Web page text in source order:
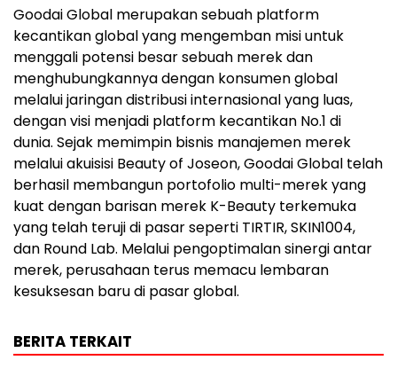
Goodai Global merupakan sebuah platform
kecantikan global yang mengemban misi untuk
menggali potensi besar sebuah merek dan
menghubungkannya dengan konsumen global
melalui jaringan distribusi internasional yang luas,
dengan visi menjadi platform kecantikan No.1 di
dunia. Sejak memimpin bisnis manajemen merek
melalui akuisisi Beauty of Joseon, Goodai Global telah
berhasil membangun portofolio multi-merek yang
kuat dengan barisan merek K-Beauty terkemuka
yang telah teruji di pasar seperti TIRTIR, SKIN1004,
dan Round Lab. Melalui pengoptimalan sinergi antar
merek, perusahaan terus memacu lembaran
kesuksesan baru di pasar global.
BERITA TERKAIT